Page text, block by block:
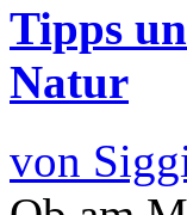
Tipps
Natur
von